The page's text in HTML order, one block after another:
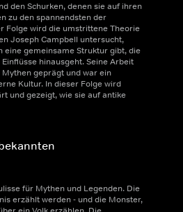
den Schurken, denen sie auf ihren
zu den spannendsten der
Folge wird die umstrittene Theorie
Joseph Campbell untersucht,
eine gemeinsame Struktur gibt, die
hinausgeht. Seine Arbeit
geprägt und war ein
Kultur. In dieser Folge wird
und gezeigt, wie sie auf antike
für Mythen und Legenden. Die
erzählt werden - und die Monster,